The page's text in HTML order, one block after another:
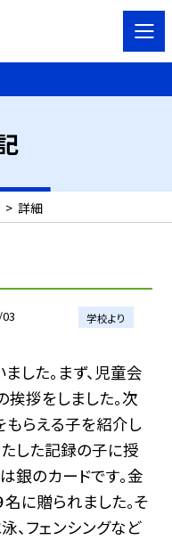
> 詳細
学校より
した。まず、児童会
拶をしました。次
もらえる子を紹介し
した記録の子に授
銀のカードです。金
に贈られました。そ
、フェンシングなど